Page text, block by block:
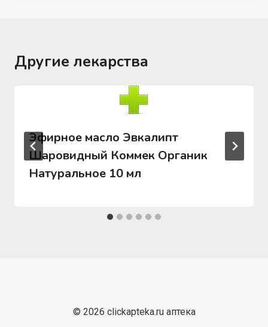
Другие лекарства
Эфирное масло Эвкалипт
Шаровидный Коммек Органик
Натуральное 10 мл
© 2026 clickapteka.ru аптека